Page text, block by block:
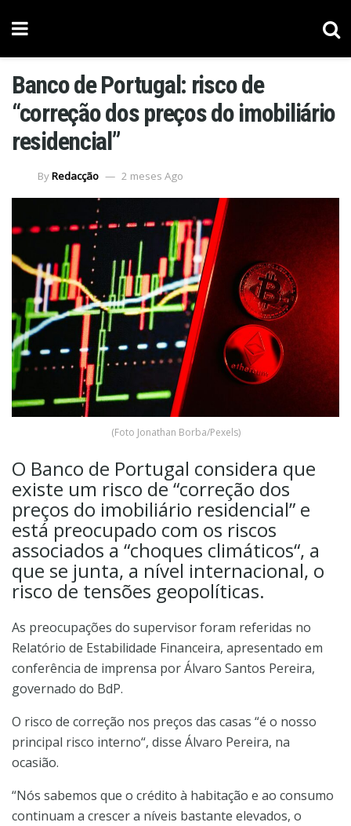
Banco de Portugal: risco de
“correção dos preços do imobiliário
residencial”
ByRedacção 2 meses Ago
(Foto Jonathan Borba/Pexels)
O Banco de Portugal considera que
existe um risco de “correção dos
preços do imobiliário residencial” e
está preocupado com os riscos
associados a “choques climáticos“, a
que se junta, a nível internacional, o
risco de tensões geopolíticas.
As preocupações do supervisor foram referidas no
Relatório de Estabilidade Financeira, apresentado em
conferência de imprensa por Álvaro Santos Pereira,
governado do BdP.
O risco de correção nos preços das casas “é o nosso
principal risco interno“, disse Álvaro Pereira, na
ocasião.
“Nós sabemos que o crédito à habitação e ao consumo
continuam a crescer a níveis bastante elevados, o